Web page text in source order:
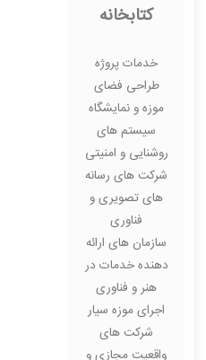
کتابخانه
خدمات پروژه
طراحی فضای
موزه و نمایشگاه
سیستم های
روشنایی و امنیتی
شرکت های رسانه
های تصویری و
فناوری
سازمان های ارائه
دهنده خدمات در
هنر و فناوری
اجرای موزه سیار
شرکت های
واقعیت مجازی و